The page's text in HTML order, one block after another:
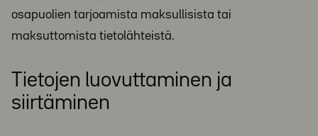
osapuolien tarjoamista maksullisista tai
maksuttomista tietolähteistä.
Tietojen luovuttaminen ja
siirtäminen